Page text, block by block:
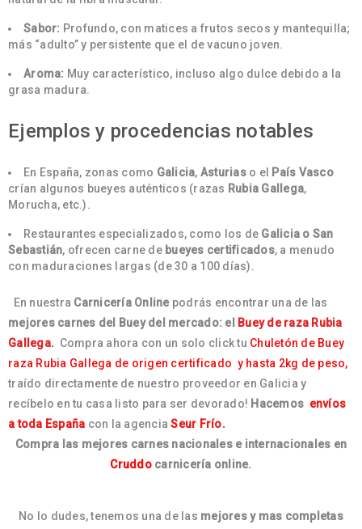
Sabor: Profundo, con matices a frutos secos y mantequilla;
más “adulto” y persistente que el de vacuno joven.
Aroma: Muy característico, incluso algo dulce debido a la
grasa madura.
Ejemplos y procedencias notables
En España, zonas como Galicia, Asturiaso el
País Vasco
crían algunos bueyes auténticos (razas Rubia Gallega,
Morucha, etc.).
Restaurantes especializados, como los de Galicia o San
Sebastián, ofrecen carne de bueyes certificados, a menudo
con maduraciones largas (de 30 a 100 días).
En nuestra Carnicería Onlinepodrás encontrar una de las
mejores carnes del
Buey del mercado: el
Buey de raza Rubia
Gallega. Compra ahora con un solo click tu Chuletón de Buey
raza Rubia Gallega de origen certificado y hasta 2kg de peso,
traído directamente de nuestro proveedor en Galicia y
recíbelo en tu casa listo para ser devorado! Hacemos envíos
a toda España con la agenciaSeur Frío.
Compra las mejores carnes nacionales e internacionales en
Cruddo carnicería online.
No lo dudes, tenemos una de las mejores y mas completas